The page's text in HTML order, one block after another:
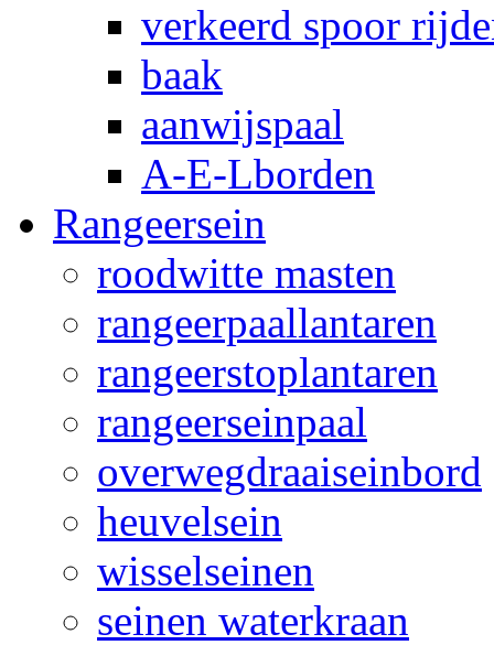
verkeerd spoor
baak
aanwijspaal
A-E-Lborden
Rangeersein
roodwitte masten
rangeerpaallantaren
rangeerstoplantaren
rangeerseinpaal
overwegdraaiseinbord
heuvelsein
wisselseinen
seinen waterkraan